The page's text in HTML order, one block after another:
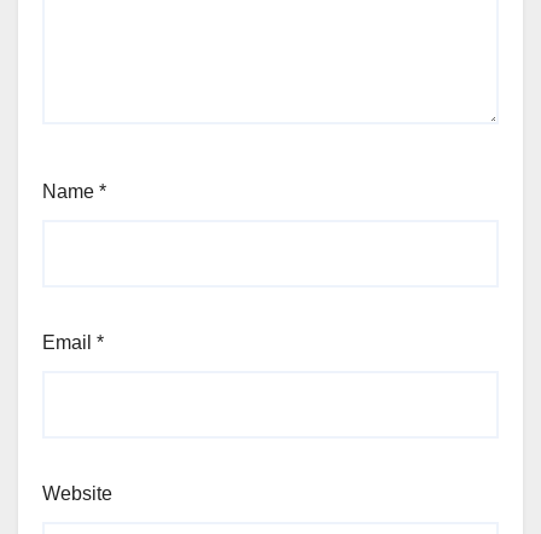
Name *
Email *
Website